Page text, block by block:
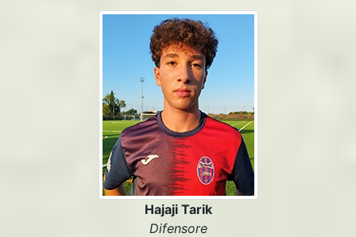
Hajaji Tarik
Difensore